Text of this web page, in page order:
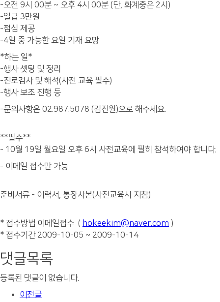
-오전 9시 00분 ~ 오후 4시 00분 (단, 화계중은 2시)
-일급 3만원
-점심 제공
-4일 중 가능한 요일 기재 요망
*하는 일*
-행사 셋팅 및 정리
-진로검사 및 해석(사전 교육 필수)
-행사 보조 진행 등
-문의사항은 02.987.5078 (김진원)으로 해주세요.
**필수**
- 10월 19일 월요일 오후 6시 사전교육에 필히 참석하여야 합니다.
- 이메일 접수만 가능
준비서류 - 이력서, 통장사본(사전교육시 지참)
* 접수방법 이메일접수 ( hokeekim@naver.com )
* 접수기간 2009-10-05 ~ 2009-10-14
댓글목록
등록된 댓글이 없습니다.
이전글